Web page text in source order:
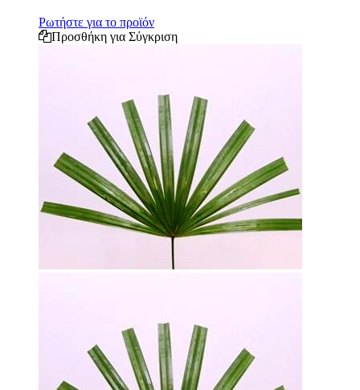
Ρωτήστε για το προϊόν
Προσθήκη για Σύγκριση